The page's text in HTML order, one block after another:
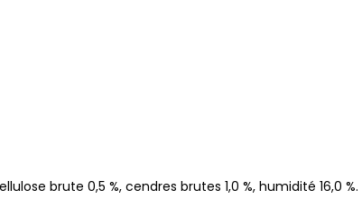
brute 0,5 %, cendres brutes 1,0 %, humidité 16,0 %.